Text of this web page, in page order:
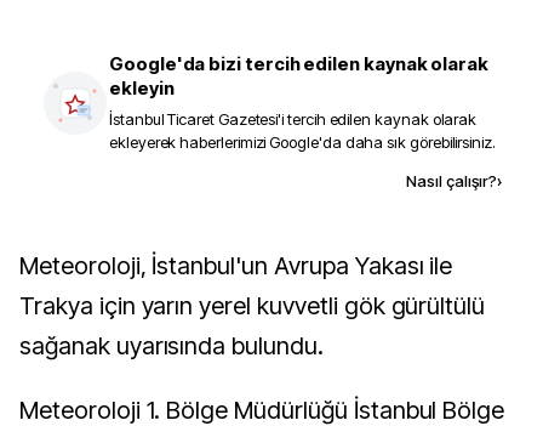
Google'da bizi tercih edilen kaynak olarak
ekleyin
İstanbul Ticaret Gazetesi'i tercih edilen kaynak olarak
ekleyerek haberlerimizi Google'da daha sık görebilirsiniz.
Nasıl çalışır?›
Meteoroloji, İstanbul'un Avrupa Yakası ile
Trakya için yarın yerel kuvvetli gök gürültülü
sağanak uyarısında bulundu.
Meteoroloji 1. Bölge Müdürlüğü İstanbul Bölge